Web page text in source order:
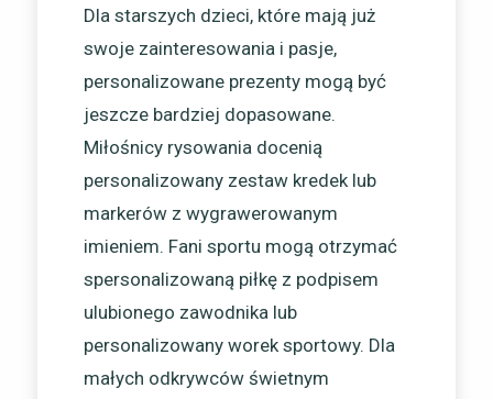
Dla starszych dzieci, które mają już
swoje zainteresowania i pasje,
personalizowane prezenty mogą być
jeszcze bardziej dopasowane.
Miłośnicy rysowania docenią
personalizowany zestaw kredek lub
markerów z wygrawerowanym
imieniem. Fani sportu mogą otrzymać
spersonalizowaną piłkę z podpisem
ulubionego zawodnika lub
personalizowany worek sportowy. Dla
małych odkrywców świetnym